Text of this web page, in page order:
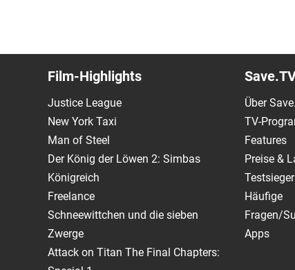
Film-Highlights
Justice League
New York Taxi
Man of Steel
Der König der Löwen 2: Simbas
Königreich
Freelance
Schneewittchen und die sieben
Zwerge
Attack on Titan The Final Chapters:
Über
TV-
Features
Preise &
Testsieger
Häufige
Fragen/
Apps